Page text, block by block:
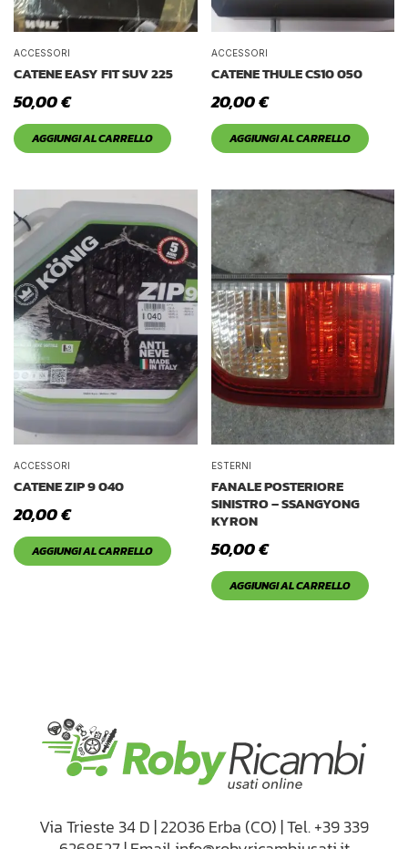
ACCESSORI
CATENE EASY FIT SUV 225
50,00€
AGGIUNGI AL CARRELLO
ACCESSORI
CATENE THULE CS10 050
20,00€
AGGIUNGI AL CARRELLO
ACCESSORI
CATENE ZIP 9 040
20,00€
AGGIUNGI AL CARRELLO
ESTERNI
FANALE POSTERIORE
SINISTRO – SSANGYONG
KYRON
50,00€
AGGIUNGI AL CARRELLO
Via Trieste 34 D | 22036 Erba (CO) | Tel. +39 339